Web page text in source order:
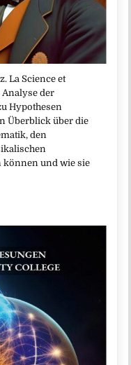
La Science et
Analyse der
Hypothesen
Überblick über die
den
können und wie sie